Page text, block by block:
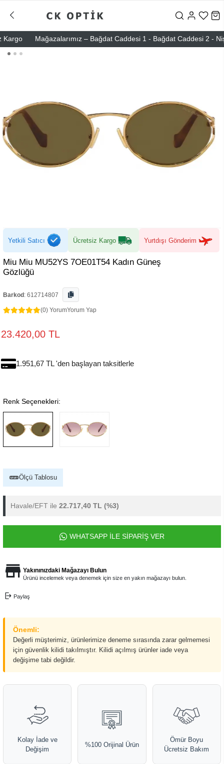
Mağazalarımız – Bağdat Caddesi 1 - Bağdat Caddesi 2 -
Yetkili Satıcı Ücretsiz Kargo Yurtdışı Gönderim
Miu Miu MU52YS 7OE01T54 Kadın Güneş
Gözlüğü
Barkod : 612714807
(0) YorumYorum Yap
23.420,00 TL
1.951,67 TL 'den başlayan taksitlerle
Renk Seçenekleri:
Ölçü Tablosu
Havale/EFT ile 22.717,40 TL (%3)
WHATSAPP İLE SİPARİŞ VER
Yakınınızdaki Mağazayı Bulun
Ürünü incelemek veya denemek için size en yakın mağazayı bulun.
Paylaş
Önemli:
Değerli müşterimiz, ürünlerimize deneme sırasında zarar gelmemesi
için güvenlik kilidi takılmıştır. Kilidi açılmış ürünler iade veya
değişime tabi değildir.
Kolay İade ve
Değişim
%100 Orijinal Ürün
Ömür Boyu
Ücretsiz Bakım